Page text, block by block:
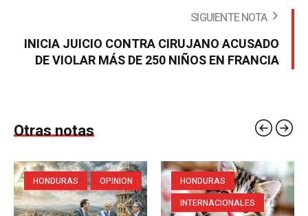
SIGUIENTE NOTA
INICIA JUICIO CONTRA CIRUJANO ACUSADO
DE VIOLAR MÁS DE 250 NIÑOS EN FRANCIA
Otras notas
HONDURAS OPINION
HONDURAS
INTERNACIONALES